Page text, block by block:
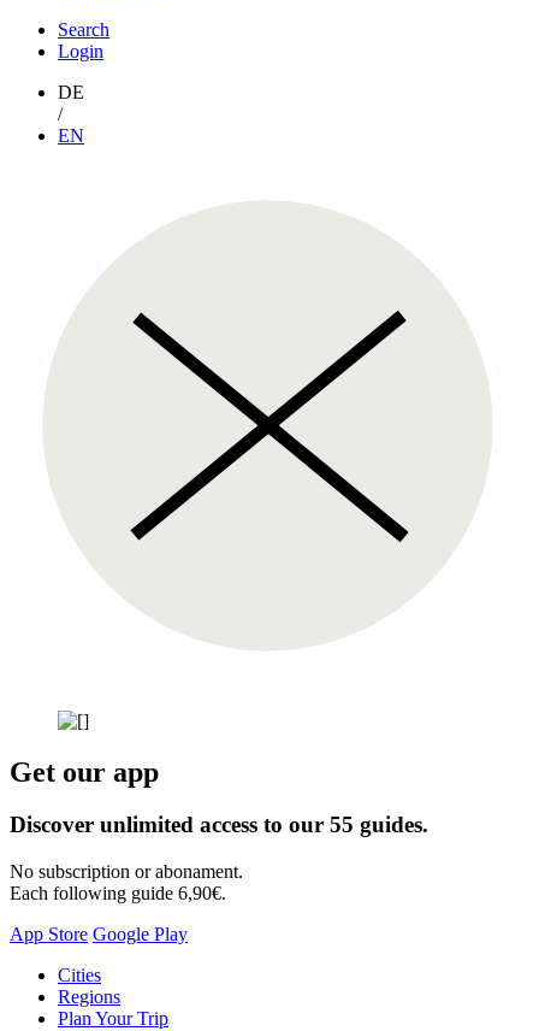
Search
Login
DE
/
EN
Get our app
Discover unlimited access to our 55 guides.
No subscription or abonament.
Each following guide 6,90€.
App Store Google Play
Skip
content
Cities
Regions
Plan Your Trip